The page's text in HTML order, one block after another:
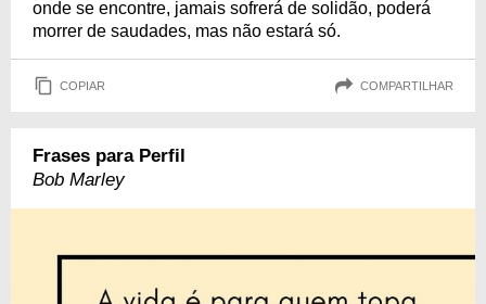
onde se encontre, jamais sofrerá de solidão, poderá
morrer de saudades, mas não estará só.
COPIAR COMPARTILHAR
Frases para Perfil
Bob Marley